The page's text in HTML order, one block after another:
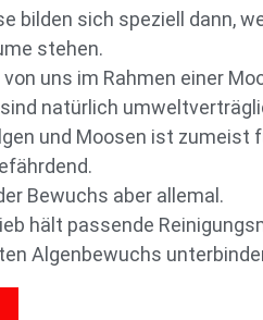
bilden sich speziell dann,
stehen.
von uns im Rahmen einer
natürlich
und Moosen ist zumeist
Bewuchs aber allemal.
hält passende
Algenbewuchs